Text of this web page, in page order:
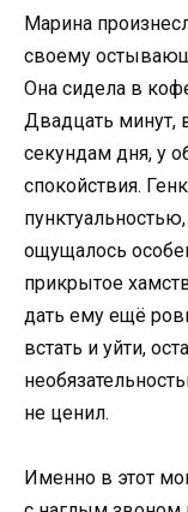
Марина
своему
Она сидела в
Двадцать минут,
секундам дня, у
спокойствия.
ощущалось
прикрытое
дать ему ещё
встать и уйти,
не ценил.
Именно в этот